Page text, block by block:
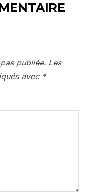
publiée. Les
avec *